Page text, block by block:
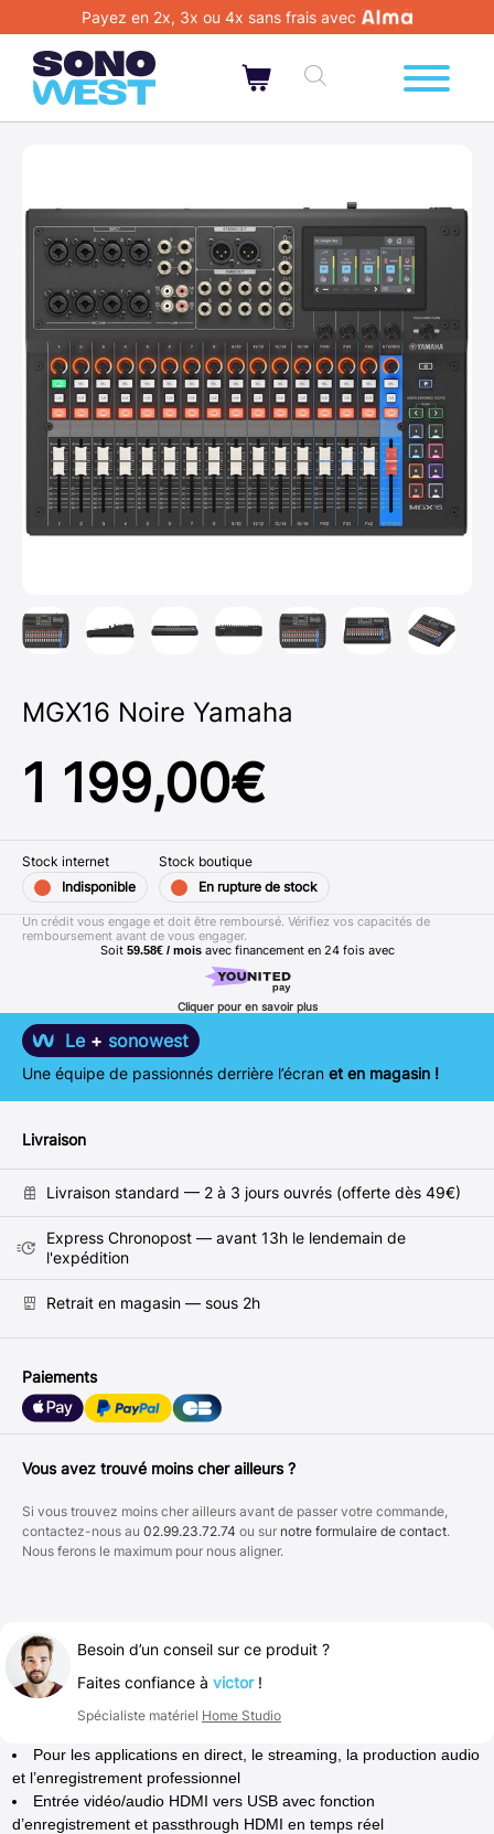
Payez en 2x, 3x ou 4x sans frais avec
MGX16 Noire Yamaha
1 199,00€
Soit 59.58€ / mois avec financement en 24 fois avec
Cliquer pour en savoir plus
Un crédit vous engage et doit être remboursé. Vérifiez vos capacités de
remboursement avant de vous engager.
Stock internet
Indisponible
Stock boutique
En rupture de stock
Le + sonowest
Une équipe de passionnés derrière l’écran et en magasin !
Livraison
Livraison standard — 2 à 3 jours ouvrés (offerte dès 49€)
Express Chronopost — avant 13h le lendemain de
l'expédition
Retrait en magasin — sous 2h
Paiements
Vous avez trouvé moins cher ailleurs ?
Si vous trouvez moins cher ailleurs avant de passer votre commande,
contactez-nous au 02.99.23.72.74 ou sur notre formulaire de contact.
Nous ferons le maximum pour nous aligner.
Besoin d’un conseil sur ce produit ?
Faites confiance à victor!
Spécialiste matériel Home Studio
Pour les applications en direct, le streaming, la production audio
et l’enregistrement professionnel
Entrée vidéo/audio HDMI vers USB avec fonction
d’enregistrement et passthrough HDMI en temps réel